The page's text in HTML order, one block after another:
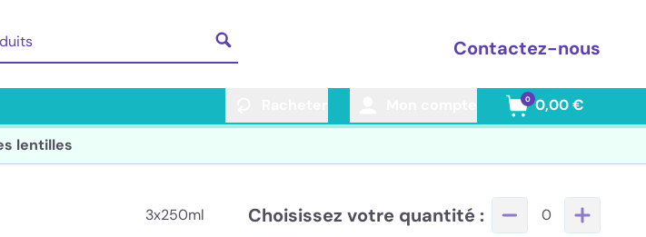
Contactez-nous
0 0,00 €
lentilles
3x250ml Choisissez votre quantité : 0